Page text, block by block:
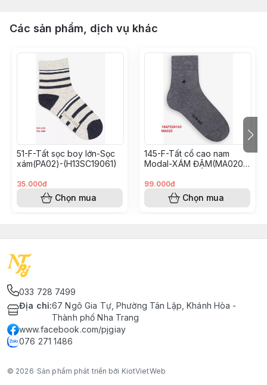
Các sản phẩm, dịch vụ khác
51-F-Tất sọc boy lớn-Sọc
xám(PA02)-(H13SC19061)
35.000đ
Chọn mua
145-F-Tất cổ cao nam
Modal-XÁM ĐẬM(MA020)-
99.000đ
Chọn mua
033 728 7499
Địa chỉ:67 Ngô Gia Tự, Phường Tân Lập, Khánh Hòa -
Thành phố Nha Trang
www.facebook.com/pjgiay
076 271 1486
© 2026 Sản phẩm phát triển bởi KiotVietWeb